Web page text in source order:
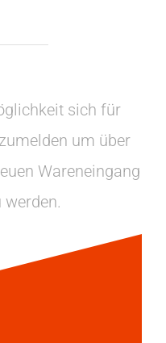
sich für
um über
Wareneingang